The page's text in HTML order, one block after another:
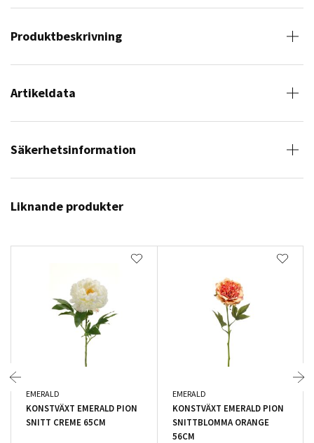
Produktbeskrivning
Artikeldata
Säkerhetsinformation
Liknande produkter
EMERALD
KONSTVÄXT EMERALD PION
SNITT CREME 65CM
EMERALD
KONSTVÄXT EMERALD PION
SNITTBLOMMA ORANGE
56CM